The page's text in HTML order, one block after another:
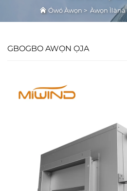
Ówó Àwọn > Àwọn Ìlànà
GBOGBO AWỌN ỌJA